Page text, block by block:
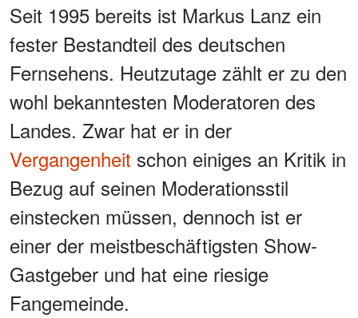
Seit 1995 bereits ist Markus Lanz ein
fester Bestandteil des deutschen
Fernsehens. Heutzutage zählt er zu den
wohl bekanntesten Moderatoren des
Landes. Zwar hat er in der
Vergangenheit schon einiges an Kritik in
Bezug auf seinen Moderationsstil
einstecken müssen, dennoch ist er
einer der meistbeschäftigsten Show-
Gastgeber und hat eine riesige
Fangemeinde.